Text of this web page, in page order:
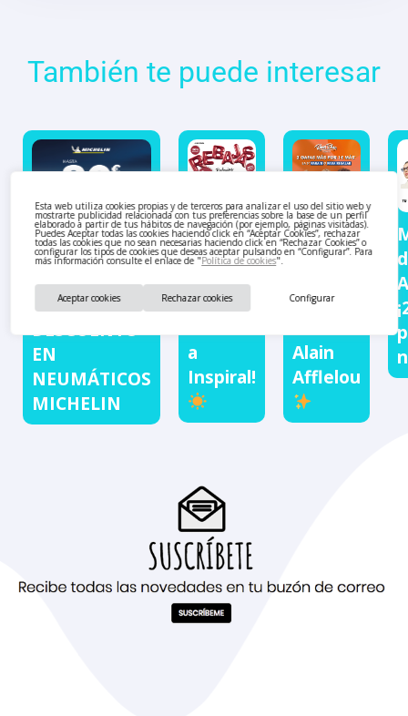
Esta web utiliza cookies propias y de terceros para analizar el uso del sitio web y
mostrarte publicidad relacionada con tus preferencias sobre la base de un perfil
elaborado a partir de tus hábitos de navegación (por ejemplo, páginas visitadas).
Puedes Aceptar todas las cookies haciendo click en “Aceptar Cookies”, rechazar
todas las cookies que no sean necesarias haciendo click en “Rechazar Cookies” o
configurar los tipos de cookies que deseas aceptar pulsando en “Configurar”. Para
más información consulte el enlace de "Política de cookies".
Configurar
Rechazar cookies
Aceptar cookies
También te puede interesar
HASTA 80€
DE
DESCUENTO
EN
NEUMÁTICOS
MICHELIN
¡Llegan
las
rebajas
de
a
Inspiral!
Tu
verano
mejor
Alain
Afflelou